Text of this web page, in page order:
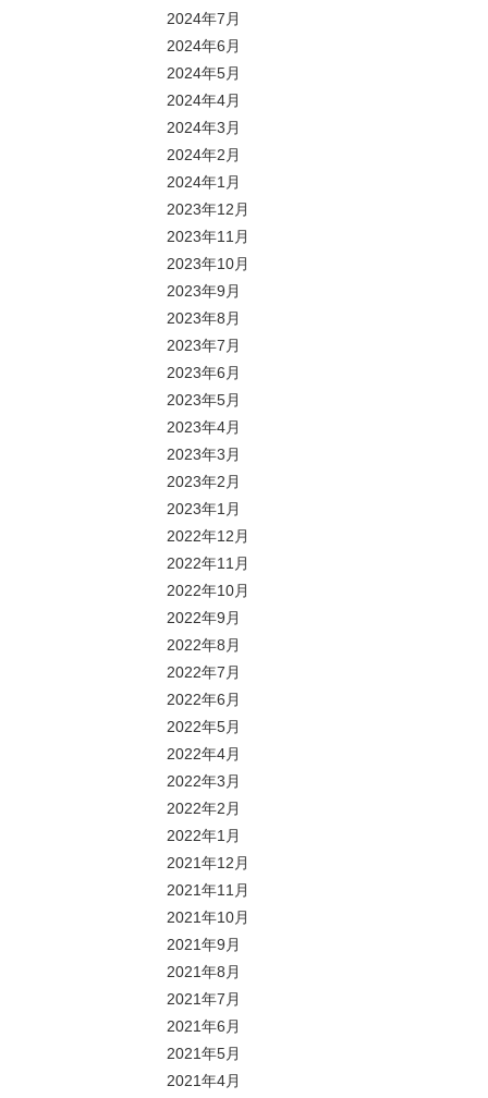
2024年7月
2024年6月
2024年5月
2024年4月
2024年3月
2024年2月
2024年1月
2023年12月
2023年11月
2023年10月
2023年9月
2023年8月
2023年7月
2023年6月
2023年5月
2023年4月
2023年3月
2023年2月
2023年1月
2022年12月
2022年11月
2022年10月
2022年9月
2022年8月
2022年7月
2022年6月
2022年5月
2022年4月
2022年3月
2022年2月
2022年1月
2021年12月
2021年11月
2021年10月
2021年9月
2021年8月
2021年7月
2021年6月
2021年5月
2021年4月